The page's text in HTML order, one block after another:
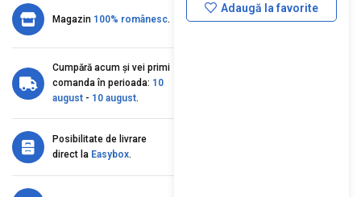
Magazin 100% românesc.
Cumpără acum și vei primi
comanda în perioada: 10
august - 10 august.
Posibilitate de livrare
direct la Easybox.
Adaugă la favorite